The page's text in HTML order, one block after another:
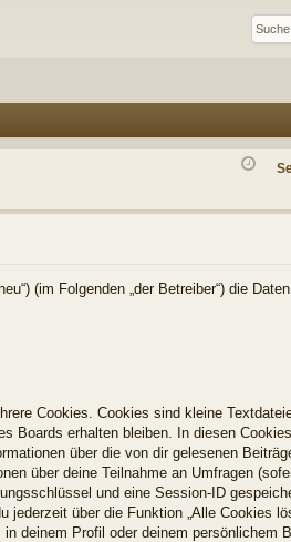
(im Folgenden „der Betreiber“) die
Cookies. Cookies sind kleine
Boards erhalten bleiben. In diesen
über die von dir gelesenen
über deine Teilnahme an Umfragen
und eine Session-ID
über die Funktion „Alle Cookies
deinem Profil oder deinem persönlichem